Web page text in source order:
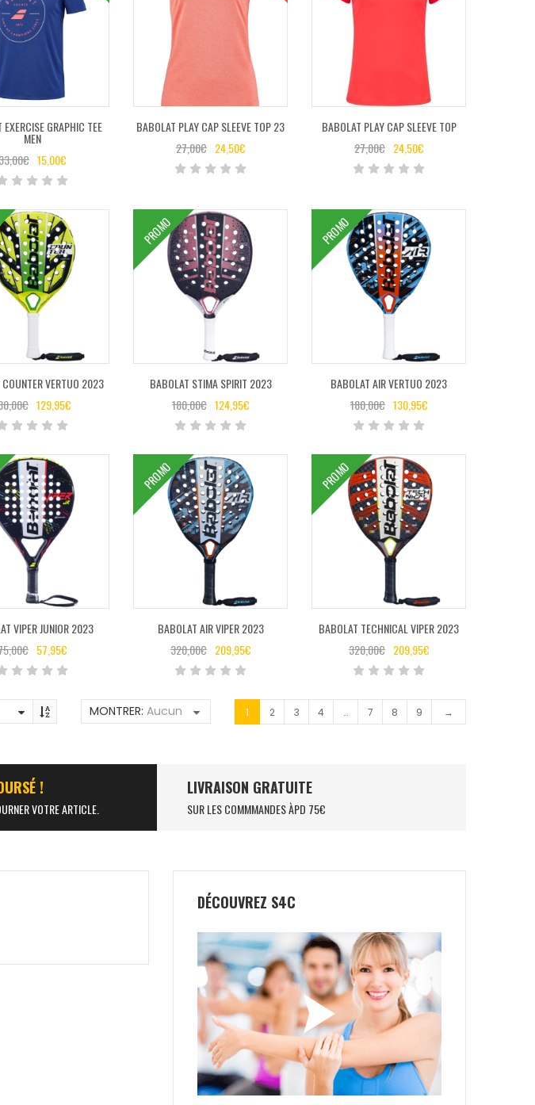
GRAPHIC TEE
MEN
€ 15,00€
BABOLAT PLAY CAP SLEEVE TOP 23
27,00€ 24,50€
BABOLAT PLAY CAP SLEEVE TOP
27,00€ 24,50€
VERTUO 2023
€ 129,95€
PROMO
BABOLAT STIMA SPIRIT 2023
180,00€ 124,95€
PROMO
BABOLAT AIR VERTUO 2023
180,00€ 130,95€
VIPER JUNIOR 2023
€ 57,95€
PROMO
BABOLAT AIR VIPER 2023
320,00€ 209,95€
PROMO
BABOLAT TECHNICAL VIPER 2023
320,00€ 209,95€
MONTRER: Aucun 1 2 3 4 … 7 8 9 →
!
VOTRE ARTICLE.
LIVRAISON GRATUITE
SUR LES COMMMANDES ÀPD 75€
NOX LA10 FUTURE
250,00€ 119,50€
DÉCOUVREZ S4C